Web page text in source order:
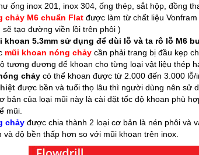
ống inox 201, inox 304, ống thép, sắt hộp, đồng
chảy M6 chuẩn Flat được làm từ chất liệu
sẽ tạo đường viền lồi trên phôi )
5.3mm sử dụng để dùi lỗ và ta rô lỗ M6
mũi khoan nóng chảy cần phải trang bị đầu kẹp
tương đương để khoan cho từng loại vật liệu thép
chảy có thể khoan được từ 2.000 đến 3.000
được bền và tuổi thọ lâu thì người dùng nên sử
bản của loại mũi này là cài đặt tốc độ khoan phù
mũi.
chảy được chia thành 2 loại cơ bản là nén phôi và
và độ bền thấp hơn so với mũi khoan trên inox.​